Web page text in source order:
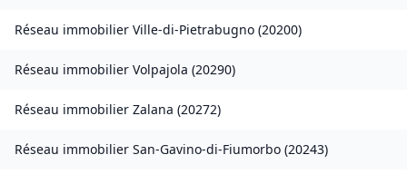
Réseau immobilier Ville-di-Pietrabugno (20200)
Réseau immobilier Volpajola (20290)
Réseau immobilier Zalana (20272)
Réseau immobilier San-Gavino-di-Fiumorbo (20243)